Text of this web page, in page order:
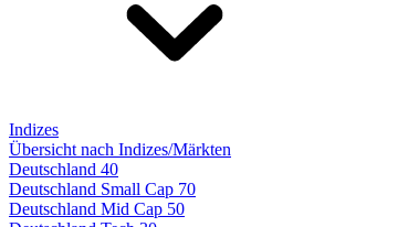
Indizes
Übersicht nach Indizes/Märkten
Deutschland 40
Deutschland Small Cap 70
Deutschland Mid Cap 50